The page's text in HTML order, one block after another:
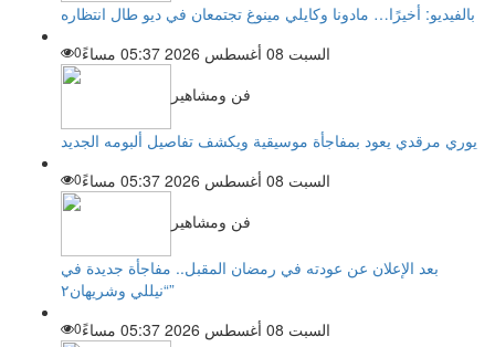
بالفيديو: أخيرًا… مادونا وكايلي مينوغ تجتمعان في ديو طال انتظاره
السبت 08 أغسطس 2026 05:37 مساءً
0
فن ومشاهير
يوري مرقدي يعود بمفاجأة موسيقية ويكشف تفاصيل ألبومه الجديد
السبت 08 أغسطس 2026 05:37 مساءً
0
فن ومشاهير
بعد الإعلان عن عودته في رمضان المقبل.. مفاجأة جديدة في
“نيللي وشريهان٢”
السبت 08 أغسطس 2026 05:37 مساءً
0